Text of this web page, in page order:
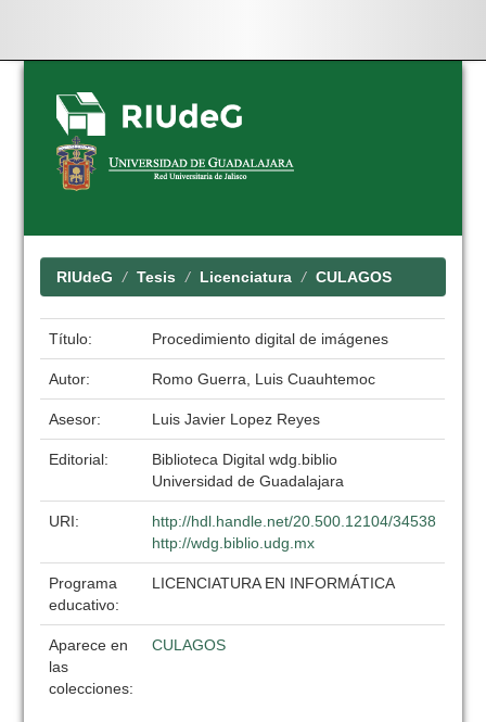
Skip
navigation
RIUdeG Tesis Licenciatura CULAGOS
Título: Procedimiento digital de imágenes
Autor: Romo Guerra, Luis Cuauhtemoc
Asesor: Luis Javier Lopez Reyes
Editorial:
Biblioteca Digital wdg.biblio
Universidad de Guadalajara
URI:
http://hdl.handle.net/20.500.12104/34538
http://wdg.biblio.udg.mx
Programa
educativo:
LICENCIATURA EN INFORMÁTICA
Aparece en
las
colecciones:
CULAGOS